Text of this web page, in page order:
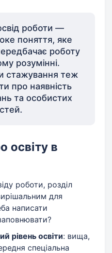
роботи —
поняття, яке
роботу
розумінні.
стажування теж
про наявність
та особистих
освіту в
роботи, розділ
для
написати
рівень освіти: вища,
спеціальна